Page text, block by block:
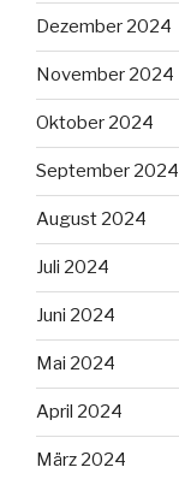
Dezember 2024
November 2024
Oktober 2024
September 2024
August 2024
Juli 2024
Juni 2024
Mai 2024
April 2024
März 2024